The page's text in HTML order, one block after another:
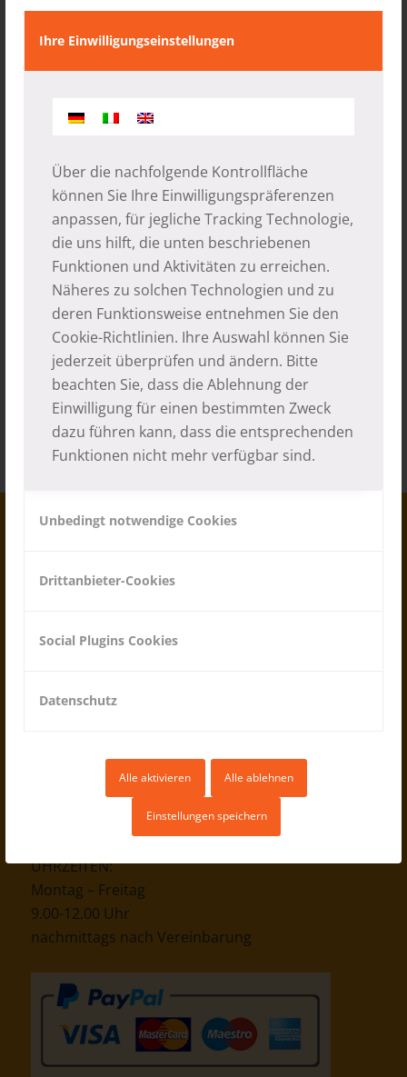
Ihre Einwilligungseinstellungen
Über die nachfolgende Kontrollfläche
können Sie Ihre Einwilligungspräferenzen
anpassen, für jegliche Tracking Technologie,
die uns hilft, die unten beschriebenen
Funktionen und Aktivitäten zu erreichen.
Näheres zu solchen Technologien und zu
deren Funktionsweise entnehmen Sie den
Cookie-Richtlinien. Ihre Auswahl können Sie
jederzeit überprüfen und ändern. Bitte
beachten Sie, dass die Ablehnung der
Einwilligung für einen bestimmten Zweck
dazu führen kann, dass die entsprechenden
Funktionen nicht mehr verfügbar sind.
Unbedingt notwendige Cookies
Drittanbieter-Cookies
Social Plugins Cookies
Datenschutz
Alle aktivieren Alle ablehnen
Einstellungen speichern
04.02.2015
Eintrag teilen
Steuernummer: 91039430219
Fax +39 0473 211 944
info [at] pronepal.org
pronepal [at] legalmail.it
UHRZEITEN:
Montag – Freitag
9.00-12.00 Uhr
nachmittags nach Vereinbarung